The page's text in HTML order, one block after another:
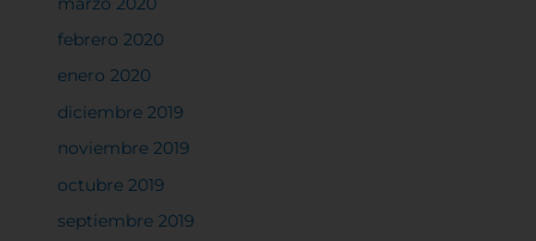
febrero 2020
enero 2020
diciembre 2019
noviembre 2019
octubre 2019
septiembre 2019